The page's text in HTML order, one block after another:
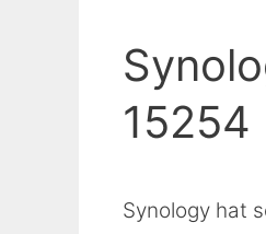
15254
Synology hat